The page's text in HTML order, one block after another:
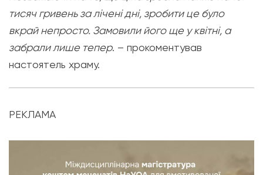
тисяч гривень за лічені дні, зробити це було
вкрай непросто. Замовили його ще у квітні, а
забрали лише тепер. – прокоментував
настоятель храму.
РЕКЛАМА